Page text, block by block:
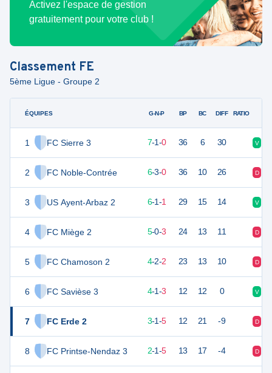
Activez l'espace de gestion
gratuitement pour votre club !
Classement FE
5ème Ligue - Groupe 2
ÉQUIPES
1 FC Sierre 3
2 FC Noble-Contrée
3 US Ayent-Arbaz 2
4 FC Miège 2
5 FC Chamoson 2
6 FC Savièse 3
7 FC Erde 2
8 FC Printse-Nendaz 3
G-N-P BP BC DIFF RATIO
7-1-0 36 6 30 V
21 6-3-0 36 10 26 D
19 6-1-1 29 15 14 V
5-0-3 24 13 11 D
14 4-2-2 23 13 10 D
4-1-3 12 12 0 V
3-1-5 12 21 -9 D
7 2-1-5 13 17 -4 D